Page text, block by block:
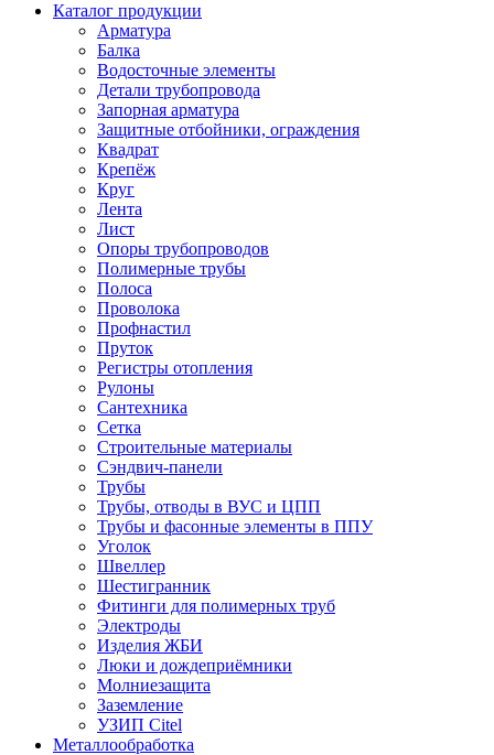
Каталог продукции
Арматура
Балка
Водосточные элементы
Детали трубопровода
Запорная арматура
Защитные отбойники, ограждения
Квадрат
Крепёж
Круг
Лента
Лист
Опоры трубопроводов
Полимерные трубы
Полоса
Проволока
Профнастил
Пруток
Регистры отопления
Рулоны
Сантехника
Сетка
Строительные материалы
Сэндвич-панели
Трубы
Трубы, отводы в ВУС и ЦПП
Трубы и фасонные элементы в ППУ
Уголок
Швеллер
Шестигранник
Фитинги для полимерных труб
Электроды
Изделия ЖБИ
Люки и дождеприёмники
Молниезащита
Заземление
УЗИП Citel
Металлообработка